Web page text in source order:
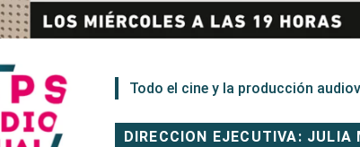
Todo el cine y la producción
DIRECCION EJECUTIVA: JULIA